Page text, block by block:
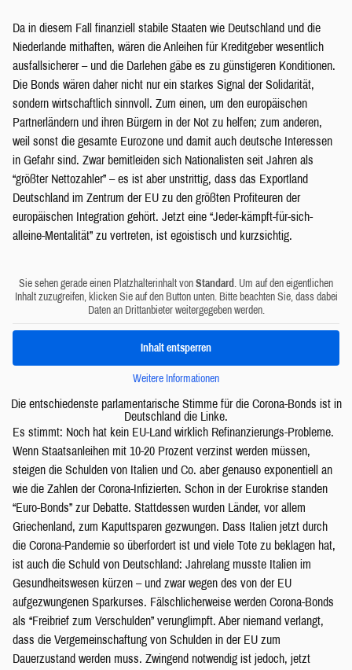
Da in diesem Fall finanziell stabile Staaten wie Deutschland und die
Niederlande mithaften, wären die Anleihen für Kreditgeber wesentlich
ausfallsicherer – und die Darlehen gäbe es zu günstigeren Konditionen.
Die Bonds wären daher nicht nur ein starkes Signal der Solidarität,
sondern wirtschaftlich sinnvoll. Zum einen, um den europäischen
Partnerländern und ihren Bürgern in der Not zu helfen; zum anderen,
weil sonst die gesamte Eurozone und damit auch deutsche Interessen
in Gefahr sind. Zwar bemitleiden sich Nationalisten seit Jahren als
“größter Nettozahler” – es ist aber unstrittig, dass das Exportland
Deutschland im Zentrum der EU zu den größten Profiteuren der
europäischen Integration gehört. Jetzt eine “Jeder-kämpft-für-sich-
alleine-Mentalität” zu vertreten, ist egoistisch und kurzsichtig.
Sie sehen gerade einen Platzhalterinhalt von Standard . Um auf den eigentlichen
Inhalt zuzugreifen, klicken Sie auf den Button unten. Bitte beachten Sie, dass dabei
Daten an Drittanbieter weitergegeben werden.
Inhalt entsperren
Weitere Informationen
Die entschiedenste parlamentarische Stimme für die Corona-Bonds ist in
Deutschland die Linke.
Es stimmt: Noch hat kein EU-Land wirklich Refinanzierungs-Probleme.
Wenn Staatsanleihen mit 10-20 Prozent verzinst werden müssen,
steigen die Schulden von Italien und Co. aber genauso exponentiell an
wie die Zahlen der Corona-Infizierten. Schon in der Eurokrise standen
“Euro-Bonds” zur Debatte. Stattdessen wurden Länder, vor allem
Griechenland, zum Kaputtsparen gezwungen. Dass Italien jetzt durch
die Corona-Pandemie so überfordert ist und viele Tote zu beklagen hat,
ist auch die Schuld von Deutschland: Jahrelang musste Italien im
Gesundheitswesen kürzen – und zwar wegen des von der EU
aufgezwungenen Sparkurses. Fälschlicherweise werden Corona-Bonds
als “Freibrief zum Verschulden” verunglimpft. Aber niemand verlangt,
dass die Vergemeinschaftung von Schulden in der EU zum
Dauerzustand werden muss. Zwingend notwendig ist jedoch, jetzt